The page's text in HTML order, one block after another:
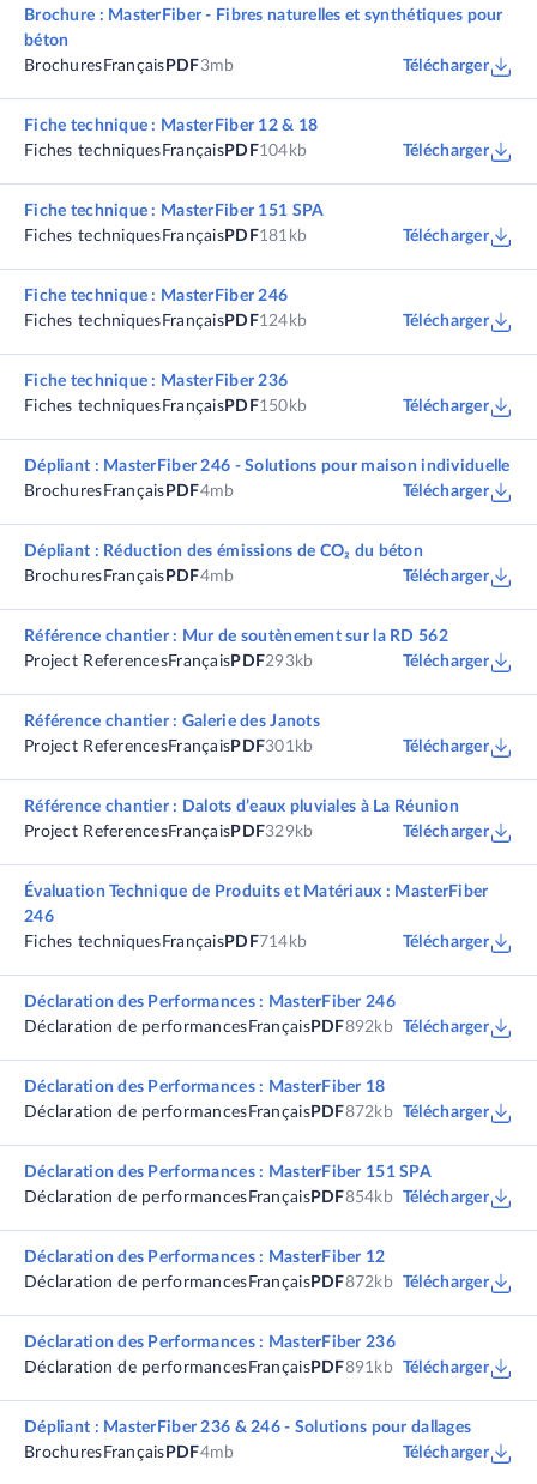
Brochure : MasterFiber - Fibres naturelles et synthétiques pour
béton
Brochures Français PDF3mb Télécharger
Fiche technique : MasterFiber 12 & 18
Fiches techniques Français PDF104kb Télécharger
Fiche technique : MasterFiber 151 SPA
Fiches techniques Français PDF181kb Télécharger
Fiche technique : MasterFiber 246
Fiches techniques Français PDF124kb Télécharger
Fiche technique : MasterFiber 236
Fiches techniques Français PDF150kb Télécharger
Dépliant : MasterFiber 246 - Solutions pour maison individuelle
Brochures Français PDF4mb Télécharger
Dépliant : Réduction des émissions de CO₂ du béton
Brochures Français PDF4mb Télécharger
Référence chantier : Mur de soutènement sur la RD 562
Project ReferencesFrançais PDF293kb Télécharger
Référence chantier : Galerie des Janots
Project ReferencesFrançais PDF301kb Télécharger
Référence chantier : Dalots d’eaux pluviales à La Réunion
Project ReferencesFrançais PDF329kb Télécharger
Évaluation Technique de Produits et Matériaux : MasterFiber
246
Fiches techniques Français PDF714kb Télécharger
Déclaration des Performances : MasterFiber 246
Déclaration de performances FrançaisPDF892kb Télécharger
Déclaration des Performances : MasterFiber 18
Déclaration de performances FrançaisPDF872kb Télécharger
Déclaration des Performances : MasterFiber 151 SPA
Déclaration de performances FrançaisPDF854kb Télécharger
Déclaration des Performances : MasterFiber 12
Déclaration de performances FrançaisPDF872kb Télécharger
Déclaration des Performances : MasterFiber 236
Déclaration de performances FrançaisPDF891kb Télécharger
Dépliant : MasterFiber 236 & 246 - Solutions pour dallages
Brochures Français PDF4mb Télécharger